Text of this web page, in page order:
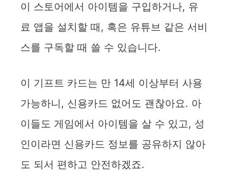
V
e
o
이 스토어에서 아이템을 구입하거나, 유
료 앱을 설치할 때, 혹은 유튜브 같은 서비
스를 구독할 때 쓸 수 있습니다.
이 기프트 카드는 만 14세 이상부터 사용
가능하니, 신용카드 없어도 괜찮아요. 아
이들도 게임에서 아이템을 살 수 있고, 성
인이라면 신용카드 정보를 공유하지 않아
도 되서 편하고 안전하겠죠.